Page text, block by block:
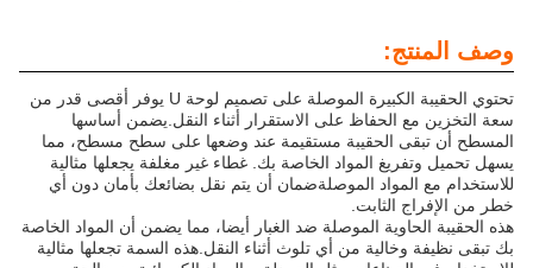
وصف المنتج:
تحتوي الحقيبة الكبيرة الموصلة على تصميم لوحة U يوفر أقصى قدر من
سعة التخزين مع الحفاظ على الاستقرار أثناء النقل.يضمن أساسها
المسطح أن تبقى الحقيبة مستقيمة عند وضعها على سطح مسطح، مما
يسهل تحميل وتفريغ المواد الخاصة بك. غطاء غير مغلفة يجعلها مثالية
للاستخدام مع المواد الموصلةضمان أن يتم نقل بضائعك بأمان دون أي
خطر من الإفراج الثابت.
هذه الحقيبة الحاوية الموصلة ضد الغبار أيضا، مما يضمن أن المواد الخاصة
بك تبقى نظيفة وخالية من أي تلوث أثناء النقل.هذه السمة تجعلها مثالية